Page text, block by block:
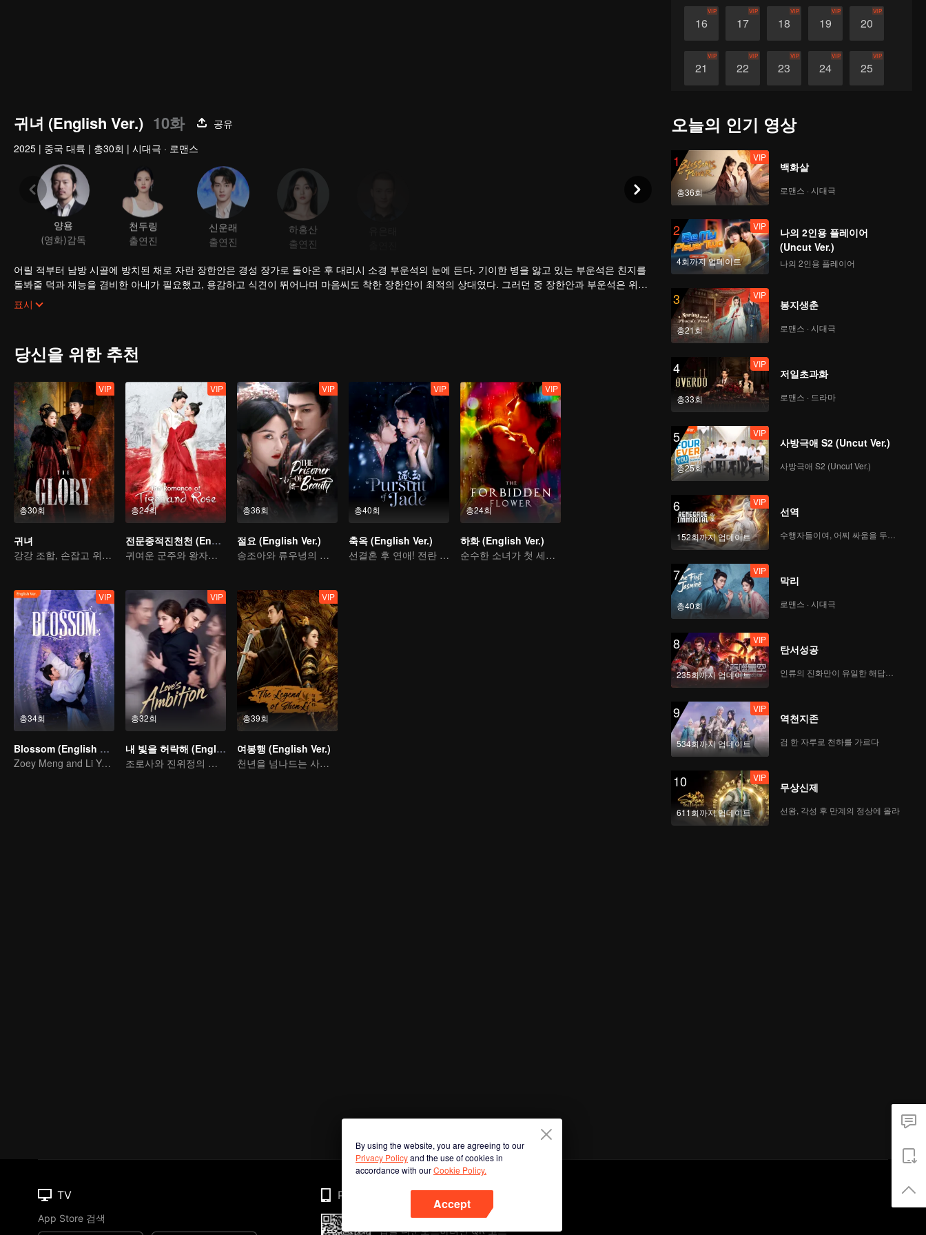
16
VIP
17
VIP
18
VIP
19
VIP
20
VIP
21
VIP
22
VIP
23
VIP
24
VIP
25
VIP
귀녀 (English Ver.) 10화
공유
2025 | 중국 대륙 | 총30회 | 시대극 · 로맨스
양용
(영화)감독
천두링
출연진
신운래
출연진
하홍산
출연진
어릴 적부터 남방 시골에 방치된 채로 자란 장한안은 경성 장가로 돌아온 후 대리시 소경 부운석의 눈에 든다. 기이한 병을 앓고 있는 부운석은 친지를
돌봐줄 덕과 재능을 겸비한 아내가 필요했고, 용감하고 식견이 뛰어나며 마음씨도 착한 장한안이 최적의 상대였다. 그러던 중 장한안과 부운석은 위선
의 탈을 쓰고 권력을 휘두른 장씨 가문 가주 장사양의 죄를 폭로하며 마침내 서로 사랑하는 부부가 된다.
표시
당신을 위한 추천
총30회
VIP
귀녀
강강 조합, 손잡고 위기를 넘기다
총24회
VIP
전문중적진천천 (English Ver.)
귀여운 군주와 왕자와의 사랑 이야기
총36회
VIP
절요 (English Ver.)
송조아와 류우녕의 가문 원한
총40회
VIP
축옥 (English Ver.)
선결혼 후 연애! 전란 속에서 피어난 진정한 사랑
총24회
VIP
하화 (English Ver.)
순수한 소녀가 첫 세대 꽃미남을 유혹한다
총34회
VIP
Blossom (English Ver.)
Zoey Meng and Li Yunrui's Love Journey
총32회
VIP
내 빛을 허락해 (English Ver.)
조로사와 진위정의 참사랑 가설
총39회
VIP
여봉행 (English Ver.)
천년을 넘나드는 사랑 이야기
오늘의 인기 영상
1
총36회
VIP
백화살
로맨스 · 시대극
2
4회까지 업데이트
VIP
나의 2인용 플레이어
(Uncut Ver.)
나의 2인용 플레이어
3
총21회
VIP
봉지생춘
로맨스 · 시대극
4
총33회
VIP
저일초과화
로맨스 · 드라마
5
총25회
VIP
사방극애 S2 (Uncut Ver.)
사방극애 S2 (Uncut Ver.)
6
152회까지 업데이트
VIP
선역
7
총40회
VIP
막리
로맨스 · 시대극
8
235회까지 업데이트
VIP
탄서성공
인류의 진화만이 유일한 해답이다
9
534회까지 업데이트
VIP
역천지존
검 한 자루로 천하를 가르다
10
611회까지 업데이트
VIP
무상신제
선왕, 각성 후 만계의 정상에 올라
By using the website, you are agreeing to our
Privacy Policyand the use of cookies in
accordance with ourCookie Policy.
Accept
TV
App Store 검색
Phone
앱을 다운로드하려면 QR 코드